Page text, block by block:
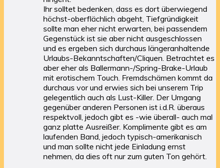
Ihr solltet bedenken, dass es dort überwiegend
höchst-oberflächlich abgeht, Tiefgründigkeit
sollte man eher nicht erwarten, bei passendem
Gegenstück ist sie aber nicht ausgeschlossen
und es ergeben sich durchaus längeranhaltende
Urlaubs-Bekanntschaften/Cliquen. Betrachtet es
aber eher als Ballermann-/Spring-Brake-Urlaub
mit erotischem Touch. Fremdschämen kommt da
durchaus vor und erwies sich bei unserem Trip
gelegentlich auch als Lust-Killer. Der Umgang
gegenüber anderen Personen ist i.d.R. überaus
respektvoll, jedoch gibt es -wie überall- auch mal
ganz platte Ausreißer. Komplimente gibt es am
laufenden Band, jedoch typisch-amerikanisch
und man sollte nicht jede Einladung ernst
nehmen, da dies oft nur zum guten Ton gehört.